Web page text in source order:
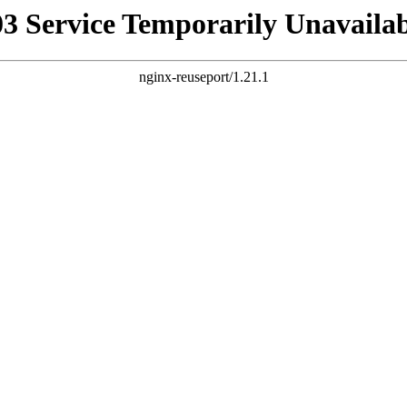
Service Temporarily
nginx-reuseport/1.21.1